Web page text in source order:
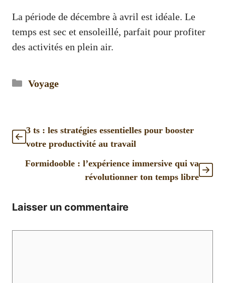
La période de décembre à avril est idéale. Le
temps est sec et ensoleillé, parfait pour profiter
des activités en plein air.
Catégories
Voyage
3 ts : les stratégies essentielles pour booster
votre productivité au travail
Formidooble : l’expérience immersive qui va
révolutionner ton temps libre
Laisser un commentaire